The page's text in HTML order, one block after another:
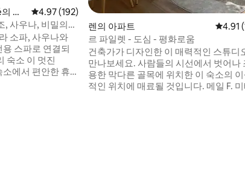
아
평점 4.97점(5점 만점), 후기 192개
4.97 (192)
, 사우나, 비밀의
소파, 사우나와
스파로 연결되
멋진
에서 편안한 휴
렌의 아파트 평점
4.91
르 파일렛 - 도심 - 평화로움
건축가가 디자인한 이 매력적인 스튜디
만나보세요. 사람들의 시선에서 벗어나 조
용한 막다른 골목에 위치한 이 숙소의
적인 위치에 매료될 것입니다. 메일 F. 미